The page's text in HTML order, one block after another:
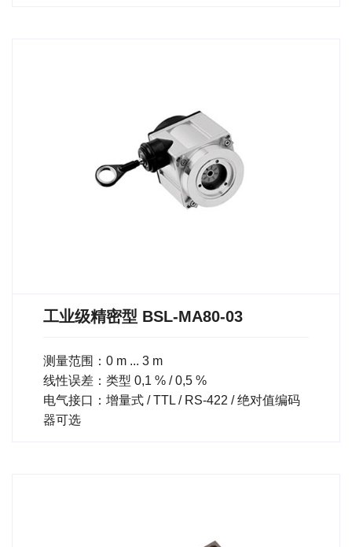
工业级精密型 BSL-MA80-03
测量范围：0 m ... 3 m
线性误差：类型 0,1 % / 0,5 %
电气接口：增量式 / TTL / RS-422 / 绝对值编码
器可选